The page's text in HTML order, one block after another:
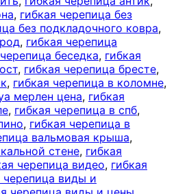
, гибкая черепица без
без подкладочного ковра,
, гибкая черепица
беседка, гибкая
, гибкая черепица бресте,
, гибкая черепица в коломне,
мерлен цена, гибкая
, гибкая черепица в спб,
, гибкая черепица в
вальмовая крыша,
стене, гибкая
черепица видео, гибкая
черепица виды и